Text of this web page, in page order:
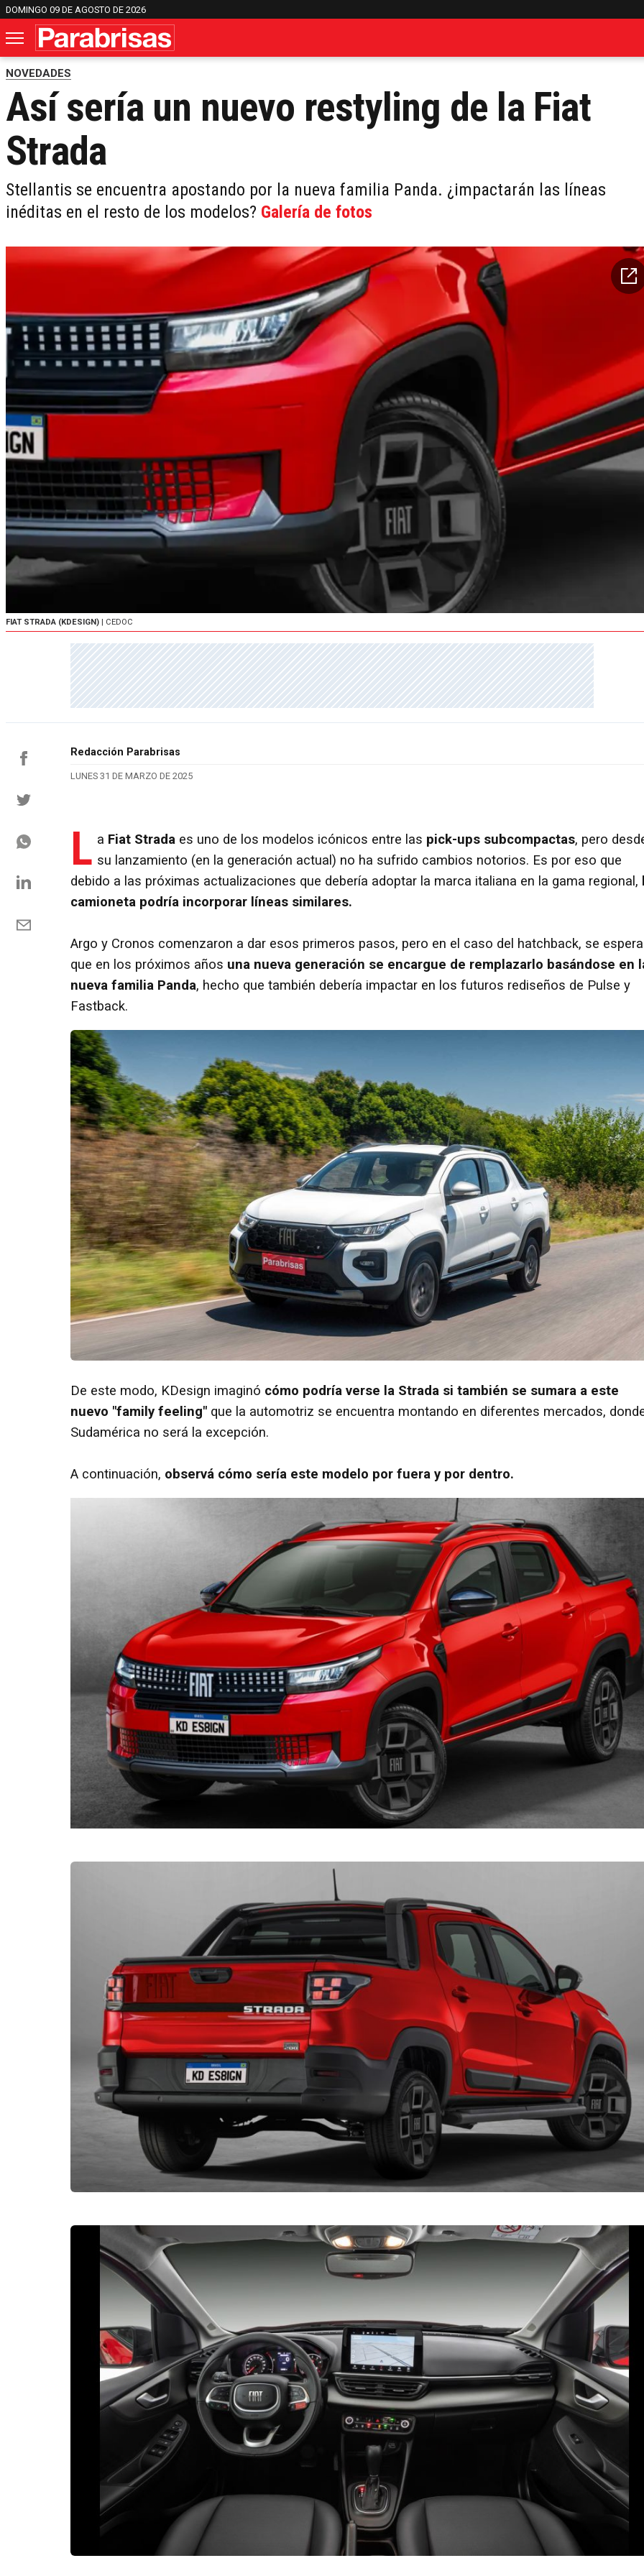
DOMINGO 09 DE AGOSTO DE 2026
NOVEDADES
Así sería un nuevo restyling de la Fiat
Strada
Stellantis se encuentra apostando por la nueva familia Panda. ¿impactarán las líneas
inéditas en el resto de los modelos? Galería de fotos
FIAT STRADA (KDESIGN) | CEDOC
Redacción Parabrisas
LUNES 31 DE MARZO DE 2025
L a Fiat Strada es uno de los modelos icónicos entre las pick-ups subcompactas, pero
su lanzamiento (en la generación actual) no ha sufrido cambios notorios. Es por eso que
debido a las próximas actualizaciones que debería adoptar la marca italiana en la gama regional,
camioneta podría incorporar líneas similares.
Argo y Cronos comenzaron a dar esos primeros pasos, pero en el caso del hatchback, se espera
que en los próximos años una nueva generación se encargue de remplazarlo basándose en
nueva familia Panda, hecho que también debería impactar en los futuros rediseños de Pulse y
Fastback.
De este modo, KDesign imaginó cómo podría verse la Strada si también se sumara a este
nuevo "family feeling" que la automotriz se encuentra montando en diferentes mercados,
Sudamérica no será la excepción.
A continuación, observá cómo sería este modelo por fuera y por dentro.